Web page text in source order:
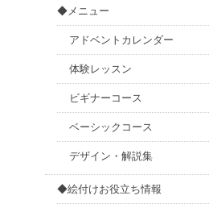
◆メニュー
アドベントカレンダー
体験レッスン
ビギナーコース
ベーシックコース
デザイン・解説集
◆絵付けお役立ち情報